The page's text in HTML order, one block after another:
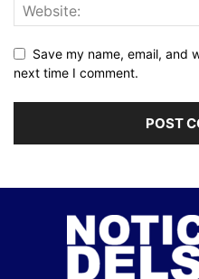
Save my name, email, and
next time I comment.